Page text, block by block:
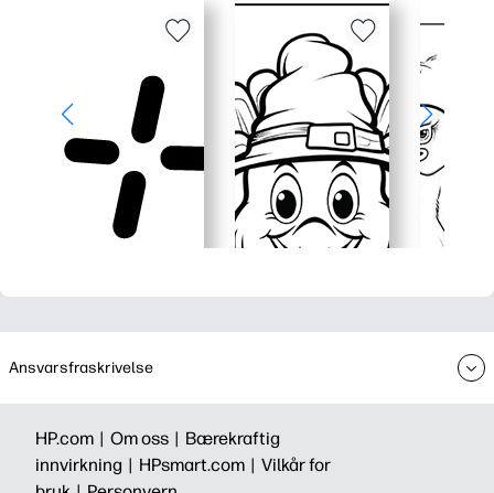
Ansvarsfraskrivelse
HP.com | Om oss | Bærekraftig
innvirkning | HPsmart.com | Vilkår for